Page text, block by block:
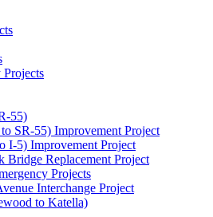
55)
SR-55) Improvement Project
I-5) Improvement Project
Bridge Replacement Project
Projects
Interchange Project
to Katella)